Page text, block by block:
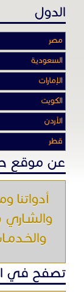
عن موقع
أدواتنا
تصفح في
الرئيسية
شروط